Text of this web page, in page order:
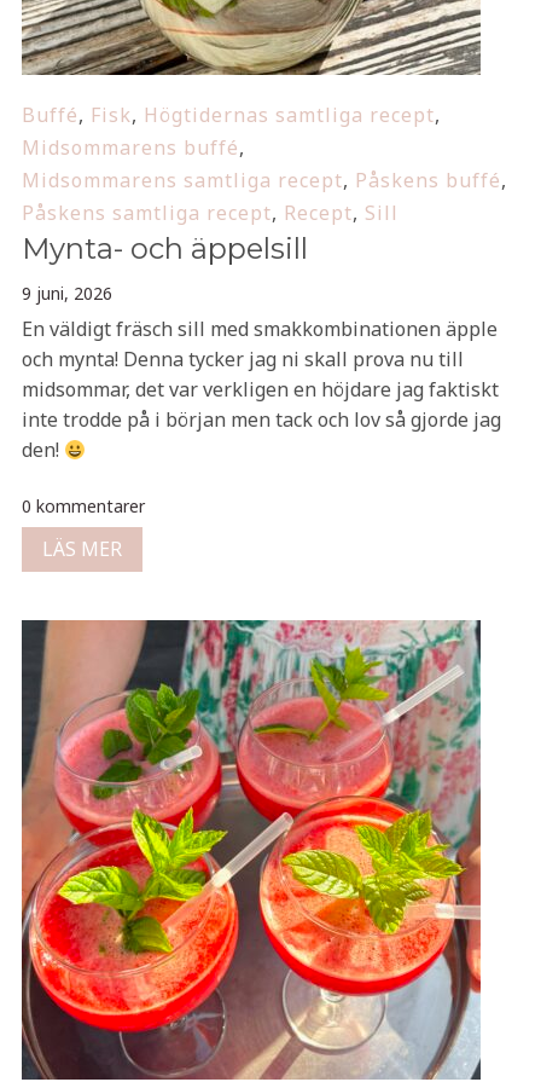
Buffé, Fisk, Högtidernas samtliga recept,
Midsommarens buffé,
Midsommarens samtliga recept, Påskens buffé,
Påskens samtliga recept, Recept, Sill
Mynta- och äppelsill
9 juni, 2026
En väldigt fräsch sill med smakkombinationen äpple
och mynta! Denna tycker jag ni skall prova nu till
midsommar, det var verkligen en höjdare jag faktiskt
inte trodde på i början men tack och lov så gjorde jag
den!
0 kommentarer
LÄS MER